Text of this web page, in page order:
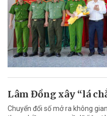
Lâm Đồng xây “lá
Chuyển đổi số mở ra không